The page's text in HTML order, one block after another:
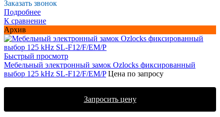
Заказать звонок
Подробнее
К сравнение
Архив
Быстрый просмотр
Мебельный электронный замок Ozlocks фиксированный
выбор 125 kHz SL-F12/F/EM/P Цена по запросу
Запросить цену